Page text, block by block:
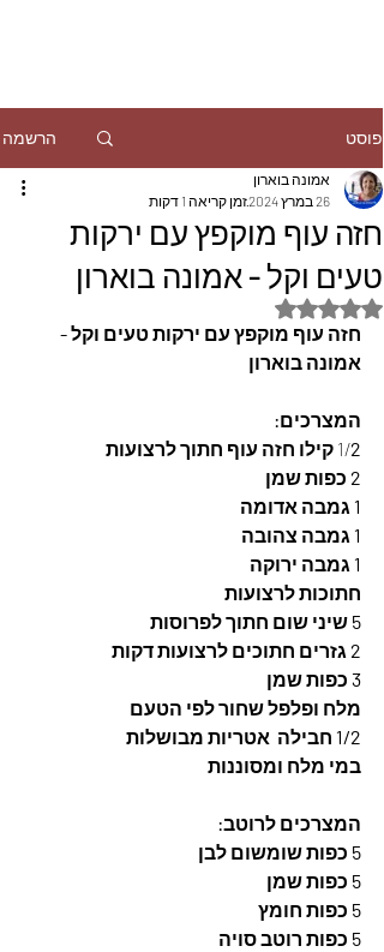
פוסט הרשמה
חזה עוף מוקפץ עם ירקות
טעים וקל - אמונה בוארון
אמונה בוארון
26 במרץ 2024
זמן קריאה 1 דקות
דירוג של NaN מתוך 5 כוכבים
חזה עוף מוקפץ עם ירקות טעים וקל -
אמונה בוארון
המצרכים:
1/2 קילו חזה עוף חתוך לרצועות
2 כפות שמן
1 גמבה אדומה
1 גמבה צהובה
1 גמבה ירוקה
חתוכות לרצועות
5 שיני שום חתוך לפרוסות
2 גזרים חתוכים לרצועות דקות
3 כפות שמן
מלח ופלפל שחור לפי הטעם
1/2 חבילה  אטריות מבושלות
במי מלח ומסוננות
המצרכים לרוטב:
5 כפות שומשום לבן
5 כפות שמן
5 כפות חומץ
5 כפות רוטב סויה